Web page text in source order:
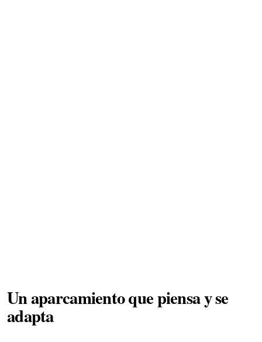
Un aparcamiento que piensa y se
adapta